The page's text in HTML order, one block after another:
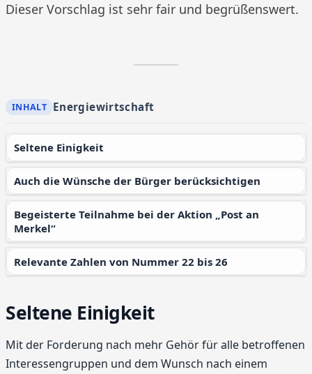
Dieser Vorschlag ist sehr fair und begrüßenswert.
Energiewirtschaft
Seltene Einigkeit
Auch die Wünsche der Bürger berücksichtigen
Begeisterte Teilnahme bei der Aktion „Post an
Merkel“
Relevante Zahlen von Nummer 22 bis 26
Seltene Einigkeit
Mit der Forderung nach mehr Gehör für alle betroffenen
Interessengruppen und dem Wunsch nach einem